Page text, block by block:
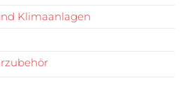
Klimaanlagen